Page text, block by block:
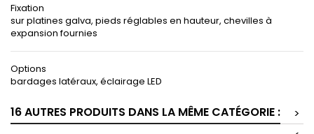
Fixation
sur platines galva, pieds réglables en hauteur, chevilles à
expansion fournies
Options
bardages latéraux, éclairage LED
16 AUTRES PRODUITS DANS LA MÊME CATÉGORIE :
>